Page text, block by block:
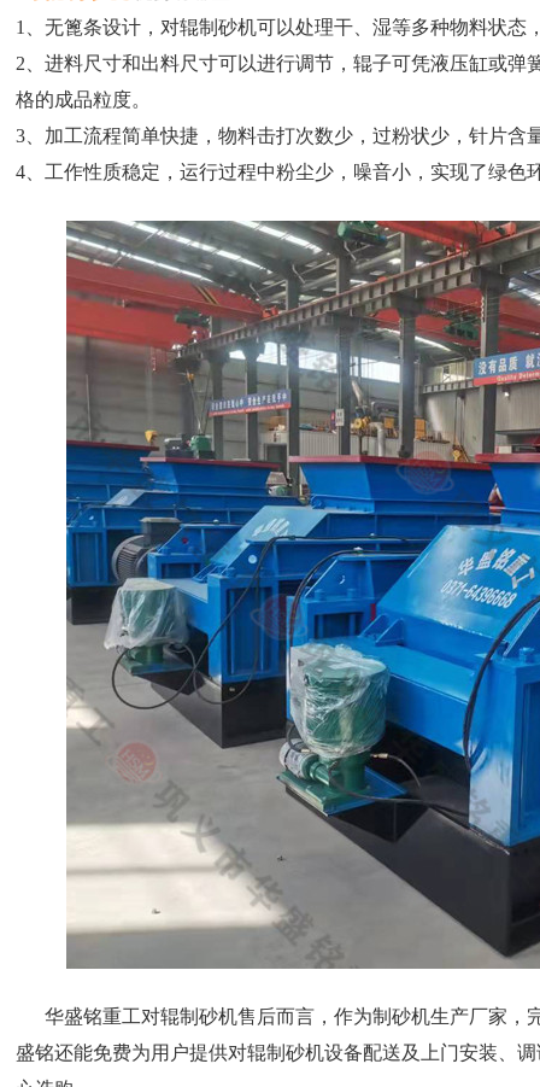
1、无篦条设计，对辊制砂机可以处理干、湿等多种物料状态
2、进料尺寸和出料尺寸可以进行调节，辊子可凭液压缸或
格的成品粒度。
3、加工流程简单快捷，物料击打次数少，过粉状少，针片
4、工作性质稳定，运行过程中粉尘少，噪音小，实现了绿
华盛铭重工对辊制砂机售后而言，作为制砂机生产厂家，
盛铭还能免费为用户提供对辊制砂机设备配送及上门安装、